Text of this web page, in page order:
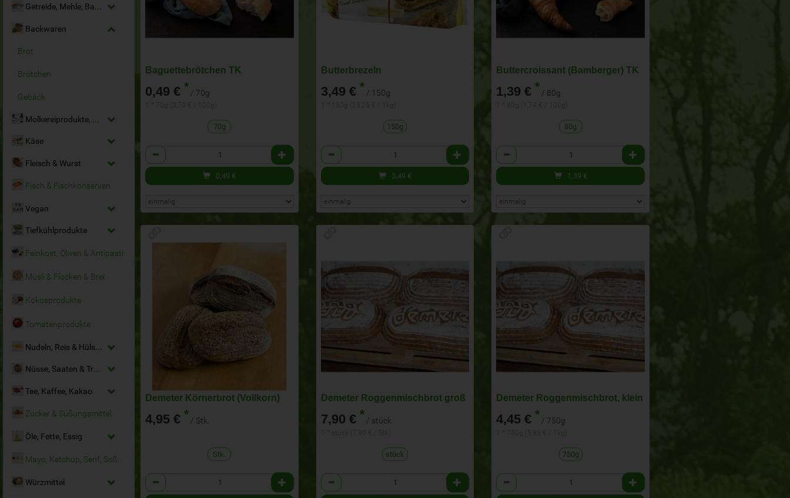
Getreide, Mehle, Backmittel
Backwaren
Brot
Brötchen
Gebäck
Molkereiprodukte, Milchersatz & Eier
Käse
Fleisch & Wurst
Fisch & Fischkonserven
Vegan
Tiefkühlprodukte
Feinkost, Oliven & Antipasti
Müsli & Flocken & Brei
Kokosprodukte
Tomatenprodukte
Nudeln, Reis & Hülsenfrüchte
Nüsse, Saaten & Trockenfrüchte
Tee, Kaffee, Kakao
Zucker & Süßungsmittel
Öle, Fette, Essig
Würzmittel
Baguettebrötchen TK
0,49 € * / 70g
70g
Anzahl
0,49 €
Butterbrezeln
3,49 € * / 150g
150g
Anzahl
3,49 €
Buttercroissant (Bamberger) TK
1,39 € * / 80g
80g
Anzahl
1,39 €
Demeter Körnerbrot (Vollkorn)
4,95 € * / Stk.
Stk.
Anzahl
Demeter Roggenmischbrot groß
7,90 € * / stück
stück
Anzahl
Demeter Roggenmischbrot, klein
4,45 € * / 750g
750g
Anzahl